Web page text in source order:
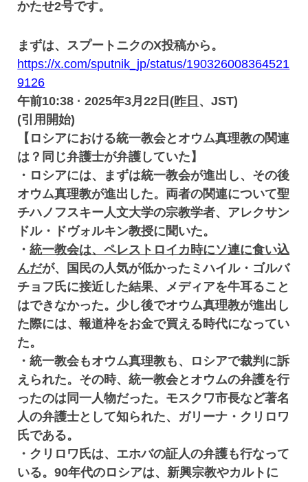
かたせ2号です。
まずは、スプートニクのX投稿から。
https://x.com/sputnik_jp/status/190326008364521
9126
午前10:38 · 2025年3月22日(昨日 、JST)
(引用開始)
【ロシアにおける統一教会とオウム真理教の関連
は？同じ弁護士が弁護していた】
・ロシアには、まずは統一教会が進出し、その後
オウム真理教が進出した。両者の関連について聖
チハノフスキー人文大学の宗教学者、アレクサン
ドル・ドヴォルキン教授に聞いた。
・統一教会は、ペレストロイカ時にソ連に食い込
んだが、国民の人気が低かったミハイル・ゴルバ
チョフ氏に接近した結果、メディアを牛耳ること
はできなかった。少し後でオウム真理教が進出し
た際には、報道枠をお金で買える時代になってい
た。
・統一教会もオウム真理教も、ロシアで裁判に訴
えられた。その時、統一教会とオウムの弁護を行
ったのは同一人物だった。モスクワ市長など著名
人の弁護士として知られた、ガリーナ・クリロワ
氏である。
・クリロワ氏は、エホバの証人の弁護も行なって
いる。90年代のロシアは、新興宗教やカルトに